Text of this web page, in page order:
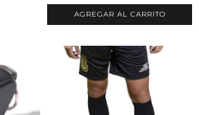
AGREGAR AL CARRITO